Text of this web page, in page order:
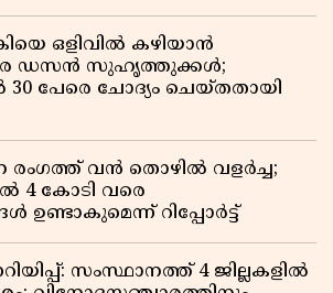
ഒളിവിൽ കഴിയാൻ
ഡസൻ സുഹൃത്തുക്കൾ;
30 പേരെ ചോദ്യം ചെയ്തതായി
രംഗത്ത് വൻ തൊഴിൽ വളർച്ച;
4 കോടി വരെ
ഉണ്ടാകുമെന്ന് റിപ്പോർട്ട്
സംസ്ഥാനത്ത് 4 ജില്ലകളിൽ